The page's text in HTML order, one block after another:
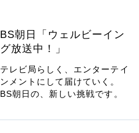
BS朝日「ウェルビーイン
グ放送中！」
テレビ局らしく、エンターテイ
ンメントにして届けていく。
BS朝日の、新しい挑戦です。